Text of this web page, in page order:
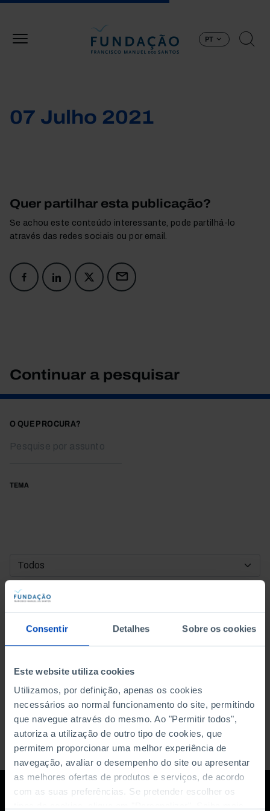
Consentir Detalhes Sobre os cookies
Este website utiliza cookies
Utilizamos, por definição, apenas os cookies
necessários ao normal funcionamento do site, permitindo
que navegue através do mesmo. Ao "Permitir todos",
autoriza a utilização de outro tipo de cookies, que
permitem proporcionar uma melhor experiência de
navegação, avaliar o desempenho do site ou apresentar
as melhores ofertas de produtos e serviços, de acordo
com as suas preferências. Se pretender escolher os
PT
07 Julho 2021
Quer partilhar esta publicação?
Se achou este conteúdo interessante, pode partilhá-lo
através das redes sociais ou por email.
Continuar a pesquisar
O QUE PROCURA?
TEMA
DATA DE INÍCIO
DATA DE FIM